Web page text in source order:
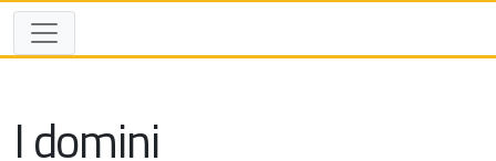
I domini